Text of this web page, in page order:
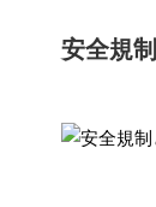
安全規